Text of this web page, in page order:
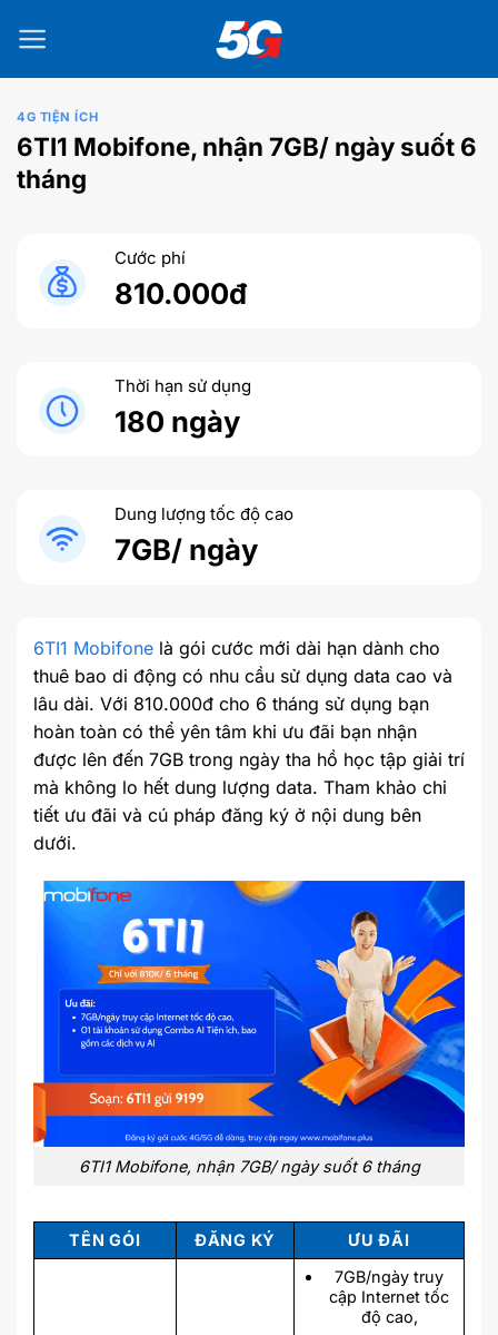
qua
4G TIỆN ÍCH
6TI1 Mobifone, nhận 7GB/ ngày suốt 6
tháng
Cước phí
810.000đ
Thời hạn sử dụng
180 ngày
Dung lượng tốc độ cao
7GB/ ngày
6TI1 Mobifone là gói cước mới dài hạn dành cho
thuê bao di động có nhu cầu sử dụng data cao và
lâu dài. Với 810.000đ cho 6 tháng sử dụng bạn
hoàn toàn có thể yên tâm khi ưu đãi bạn nhận
được lên đến 7GB trong ngày tha hồ học tập giải trí
mà không lo hết dung lượng data. Tham khảo chi
tiết ưu đãi và cú pháp đăng ký ở nội dung bên
dưới.
6TI1 Mobifone, nhận 7GB/ ngày suốt 6 tháng
TÊN GÓI ĐĂNG KÝ ƯU ĐÃI
7GB/ngày truy
cập Internet tốc
độ cao,